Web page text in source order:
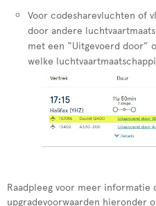
Voor codesharevluchten of
door andere
met een “Uitgevoerd door”
welke
Raadpleeg voor meer informatie
upgradevoorwaarden hieronder